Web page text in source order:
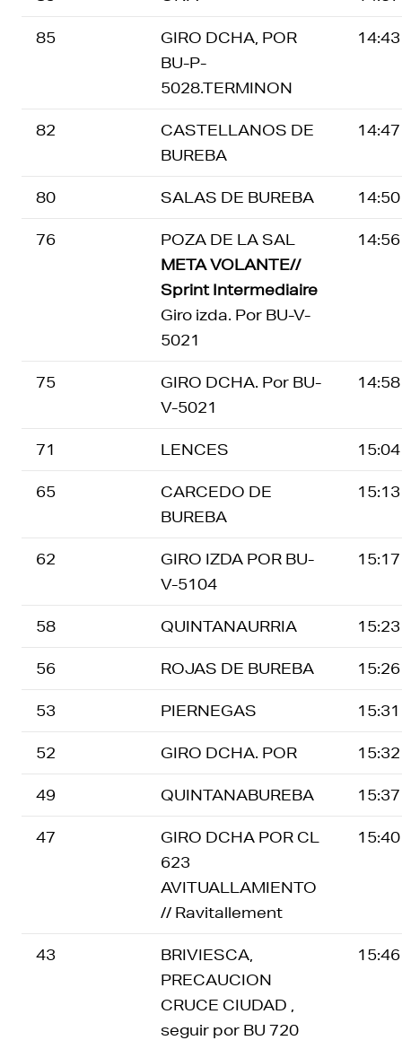
85
GIRO DCHA, POR
BU-P-
5028.TERMINON
14:43
82
CASTELLANOS DE
BUREBA
14:47
80 SALAS DE BUREBA 14:50
76
POZA DE LA SAL
META VOLANTE//
Sprint Intermediaire
Giro izda. Por BU-V-
5021
14:56
75
GIRO DCHA. Por BU-
V-5021
14:58
71 LENCES 15:04
65
CARCEDO DE
BUREBA
15:13
62
GIRO IZDA POR BU-
V-5104
15:17
58 QUINTANAURRIA 15:23
56 ROJAS DE BUREBA 15:26
53 PIERNEGAS 15:31
52 GIRO DCHA. POR 15:32
49 QUINTANABUREBA 15:37
47
GIRO DCHA POR CL
623
AVITUALLAMIENTO
// Ravitallement
15:40
43
BRIVIESCA,
PRECAUCION
CRUCE CIUDAD ,
seguir por BU 720
15:46